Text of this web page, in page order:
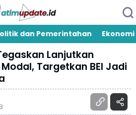
dan Pemerintahan Ekonomi
Lanjutkan
Targetkan BEI Jadi